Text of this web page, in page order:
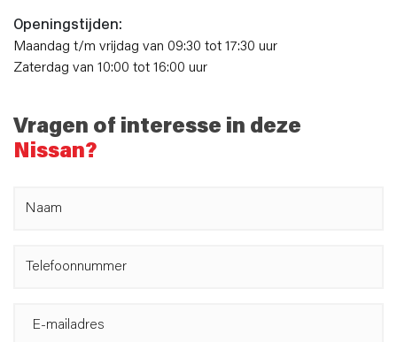
Openingstijden:
Maandag t/m vrijdag van 09:30 tot 17:30 uur
Zaterdag van 10:00 tot 16:00 uur
Vragen of interesse in deze
Nissan?